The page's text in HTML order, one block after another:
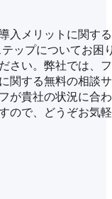
入メリットに関す
ップについてお困
さい。弊社では、
関する無料の相談
が貴社の状況に合
ので、どうぞお気